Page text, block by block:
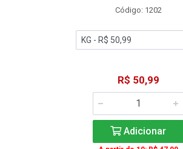
Código: 1202
R$ 50,99
Adicionar